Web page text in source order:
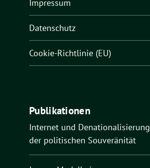
Impressum
Datenschutz
Cookie-Richtlinie (EU)
Publikationen
Internet und Denationalisierung
der politischen Souveränität